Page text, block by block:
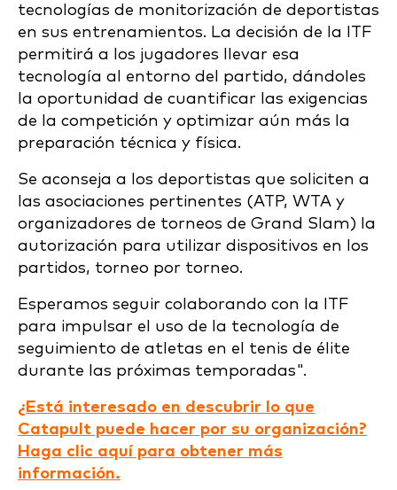
tecnologías de monitorización de deportistas
en sus entrenamientos. La decisión de la ITF
permitirá a los jugadores llevar esa
tecnología al entorno del partido, dándoles
la oportunidad de cuantificar las exigencias
de la competición y optimizar aún más la
preparación técnica y física.
Se aconseja a los deportistas que soliciten a
las asociaciones pertinentes (ATP, WTA y
organizadores de torneos de Grand Slam) la
autorización para utilizar dispositivos en los
partidos, torneo por torneo.
Esperamos seguir colaborando con la ITF
para impulsar el uso de la tecnología de
seguimiento de atletas en el tenis de élite
durante las próximas temporadas".
¿Está interesado en descubrir lo que
Catapult puede hacer por su organización?
Haga clic aquí para obtener más
información.